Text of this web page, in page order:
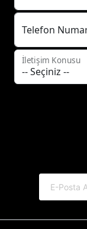
Telefon
İletişim Konusu